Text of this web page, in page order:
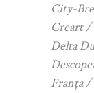
City-
Creart
Delta
Franța